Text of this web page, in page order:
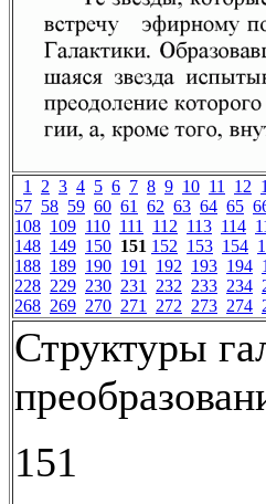
1 2 3 4 5 6 7 8 9 10 11 12
57 58 59 60 61 62 63 64 65
108 109 110 111 112 113 114
148 149 150 151 152 153 154
188 189 190 191 192 193 194
228 229 230 231 232 233 234
268 269 270 271 272 273 274
Структуры
151